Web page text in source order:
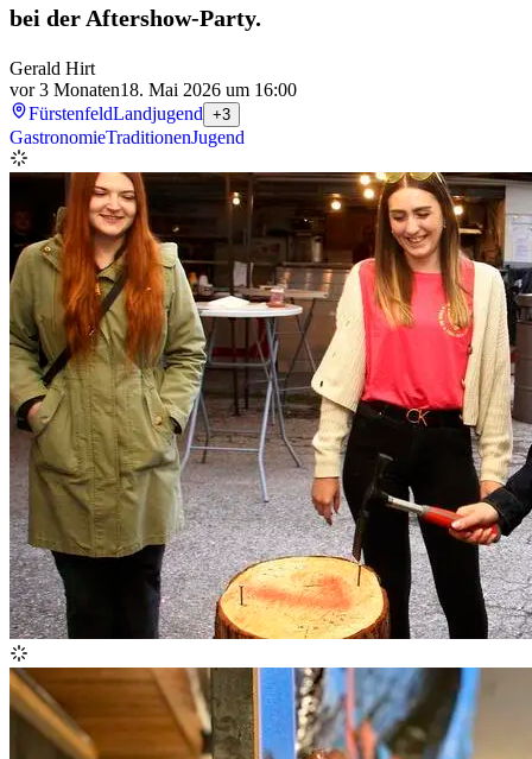
bei der Aftershow-Party.
Gerald Hirt
vor 3 Monaten18. Mai 2026 um 16:00
FürstenfeldLandjugend +3
GastronomieTraditionenJugend